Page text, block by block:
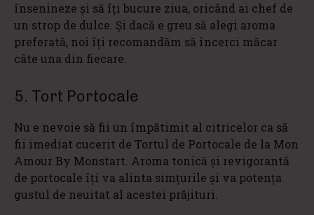
însenineze şi să îţi bucure ziua, oricând ai chef de
un strop de dulce. Şi dacă e greu să alegi aroma
preferată, noi îţi recomandăm să încerci măcar
câte una din fiecare.
5. Tort Portocale
Nu e nevoie să fii un împătimit al citricelor ca să
fii imediat cucerit de Tortul de Portocale de la Mon
Amour By Monstart. Aroma tonică şi revigorantă
de portocale îţi va alinta simţurile şi va potenţa
gustul de neuitat al acestei prăjituri.